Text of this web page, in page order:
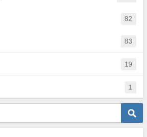
82
83
19
1